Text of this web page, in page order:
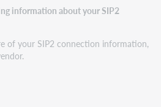
information about your SIP2
of your SIP2 connection information,